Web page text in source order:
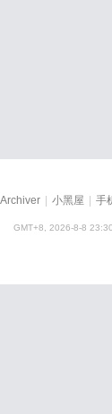
Archiver | 小黑屋 | 手
GMT+8, 2026-8-8 23:30